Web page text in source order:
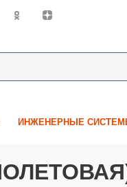
ИНЖЕНЕРНЫЕ